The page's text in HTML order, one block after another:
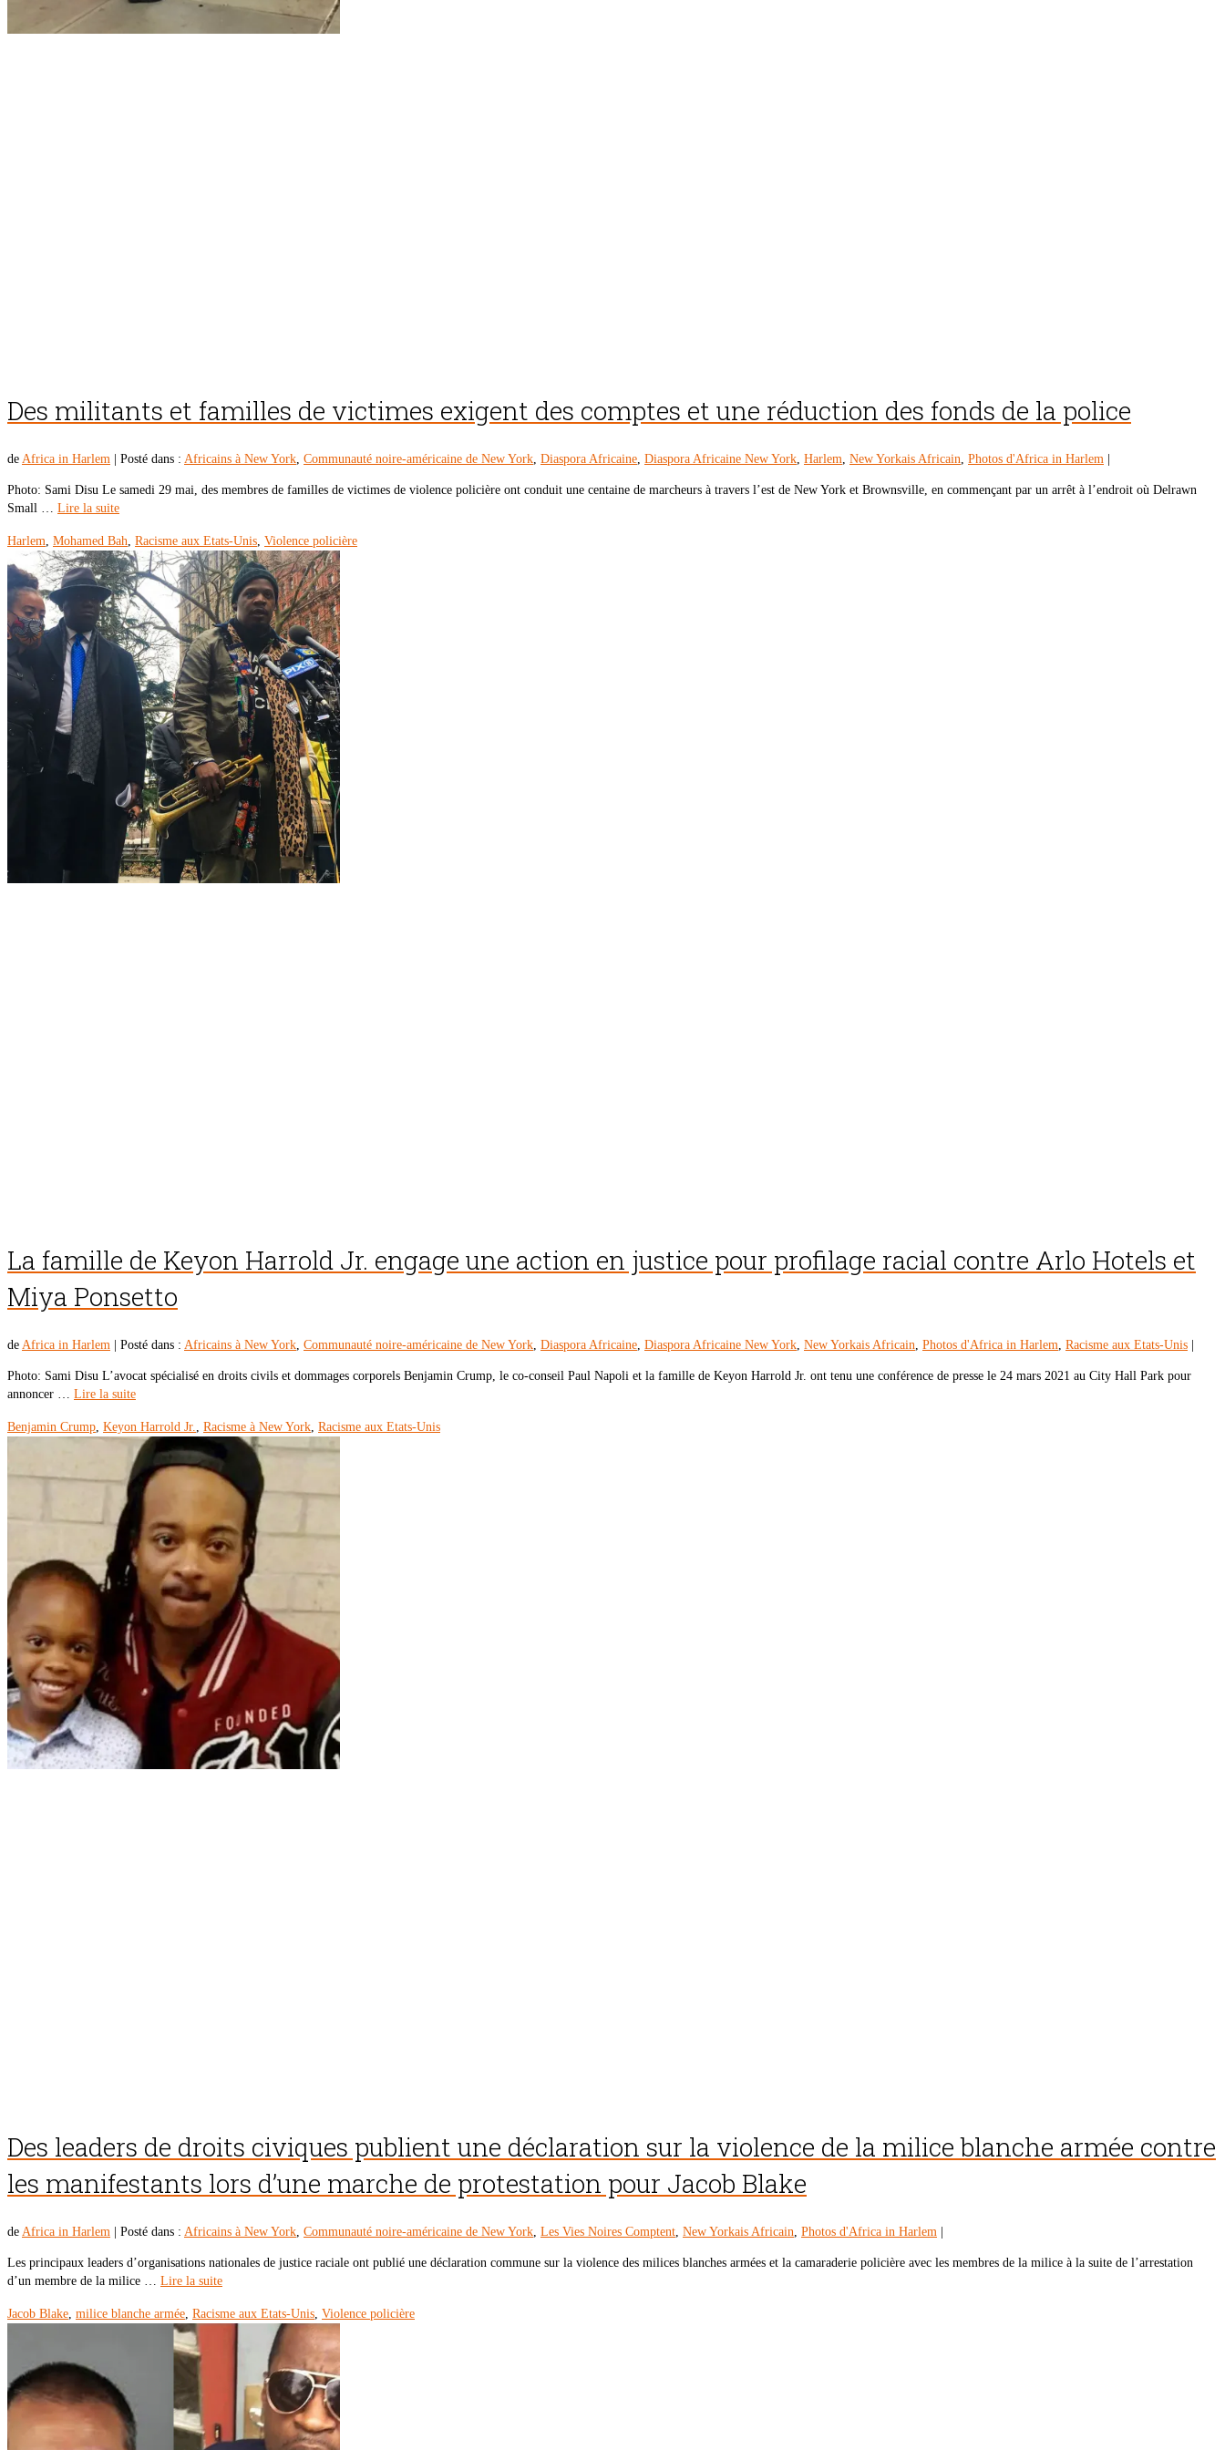
Des militants et familles de victimes exigent des comptes et une réduction des fonds de la police
de Africa in Harlem Posté dans : Africains à New York, Communauté noire-américaine de New York, Diaspora Africaine, Diaspora Africaine New York, Harlem, New Yorkais Africain, Photos d'Africa in Harlem
Photo: Sami Disu Le samedi 29 mai, des membres de familles de victimes de violence policière ont conduit une centaine de marcheurs à travers l’est de New York et Brownsville, en commençant par un arrêt à l’endroit où Delrawn
Small … Lire la suite
Harlem, Mohamed Bah, Racisme aux Etats-Unis, Violence policière
La famille de Keyon Harrold Jr. engage une action en justice pour profilage racial contre Arlo Hotels et
Miya Ponsetto
de Africa in Harlem Posté dans : Africains à New York, Communauté noire-américaine de New York, Diaspora Africaine, Diaspora Africaine New York, New Yorkais Africain, Photos d'Africa in Harlem, Racisme aux Etats-Unis
Photo: Sami Disu L’avocat spécialisé en droits civils et dommages corporels Benjamin Crump, le co-conseil Paul Napoli et la famille de Keyon Harrold Jr. ont tenu une conférence de presse le 24 mars 2021 au City Hall Park pour
annoncer … Lire la suite
Benjamin Crump, Keyon Harrold Jr., Racisme à New York, Racisme aux Etats-Unis
Des leaders de droits civiques publient une déclaration sur la violence de la milice blanche armée contre
les manifestants lors d’une marche de protestation pour Jacob Blake
de Africa in Harlem Posté dans : Africains à New York Communauté noire-américaine de New York Les Vies Noires Comptent New Yorkais Africain Photos d'Africa in Harlem
Les principaux leaders d’organisations nationales de justice raciale ont publié une déclaration commune sur la violence des milices blanches armées et la camaraderie policière avec les membres de la milice à la suite de l’arrestation
d’un membre de la milice … Lire la suite
Jacob Blake milice blanche armée Racisme aux Etats-Unis Violence policière